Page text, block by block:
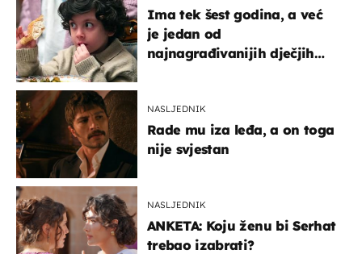
Ima tek šest godina, a već
je jedan od
najnagrađivanijih dječjih
NASLJEDNIK
Rade mu iza leđa, a on toga
nije svjestan
NASLJEDNIK
ANKETA: Koju ženu bi Serhat
trebao izabrati?